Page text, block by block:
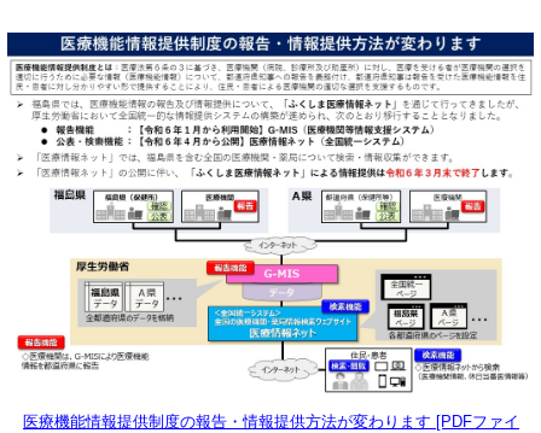
医療機能情報提供制度の報告・情報提供方法が変わります [PDFファイ